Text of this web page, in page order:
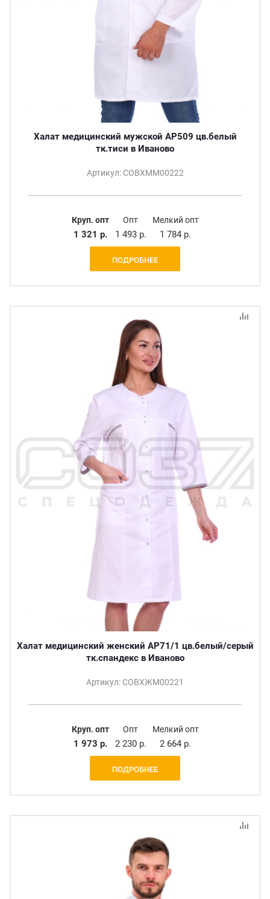
Халат медицинский мужской АР509 цв.белый
тк.тиси в Иваново
Артикул: СОВХММ00222
Круп. опт
1 321 р.
Опт
1 493 р.
Мелкий опт
1 784 р.
ПОДРОБНЕЕ
Халат медицинский женский АР71/1 цв.белый/серый
тк.спандекс в Иваново
Артикул: СОВХЖМ00221
Круп. опт
1 973 р.
Опт
2 230 р.
Мелкий опт
2 664 р.
ПОДРОБНЕЕ